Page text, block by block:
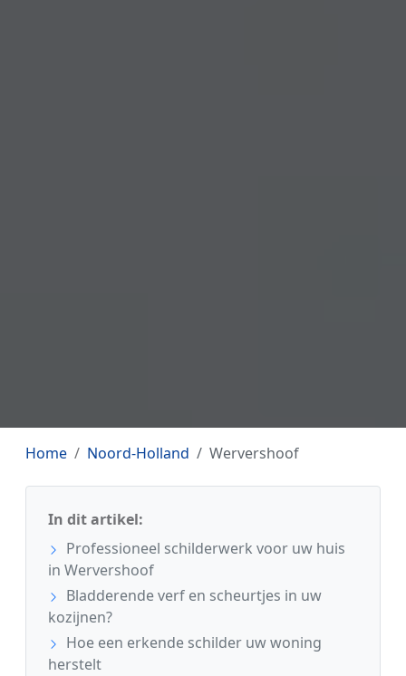
Home Noord-Holland Wervershoof
In dit artikel:
Professioneel schilderwerk voor uw huis
in Wervershoof
Bladderende verf en scheurtjes in uw
kozijnen?
Hoe een erkende schilder uw woning
herstelt